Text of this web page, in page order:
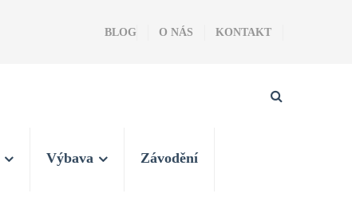
BLOG O NÁS KONTAKT
Výbava Závodění